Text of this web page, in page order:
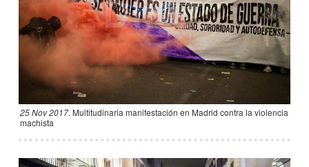
25 Nov 2017. Multitudinaria manifestación en Madrid contra la violencia
machista